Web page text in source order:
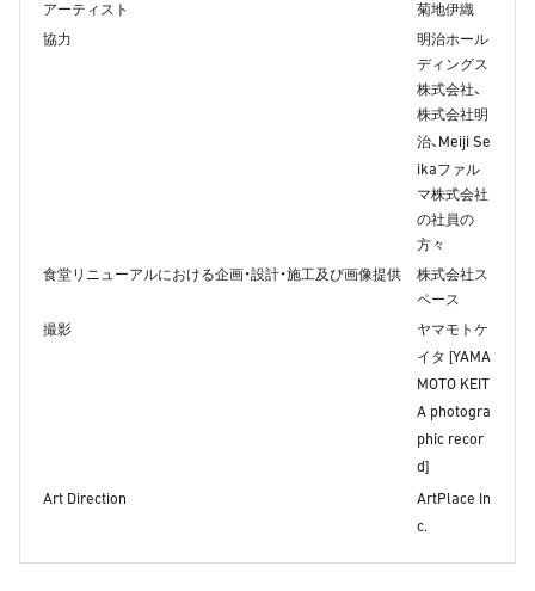
アーティスト
菊地伊織
協力
明治ホール
ディングス
株式会社、
株式会社明
治、 Meiji Se
ikaファル
マ株式会社
の社員の
方々
食堂リニューアルにおける企画・設計・施工及び画像提供
株式会社ス
ペース
撮影
ヤマモトケ
イタ [YAMA
MOTO KEIT
A photogra
phic recor
d]
Art Direction
ArtPlace In
c.